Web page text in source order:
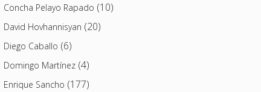
Concha Pelayo Rapado (10)
David Hovhannisyan (20)
Diego Caballo (6)
Domingo Martínez(4)
Enrique Sancho (177)